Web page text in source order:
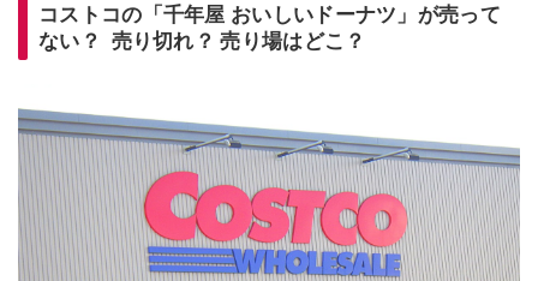
コストコの「千年屋 おいしいドーナツ」が売って
ない？ 売り切れ？ 売り場はどこ？